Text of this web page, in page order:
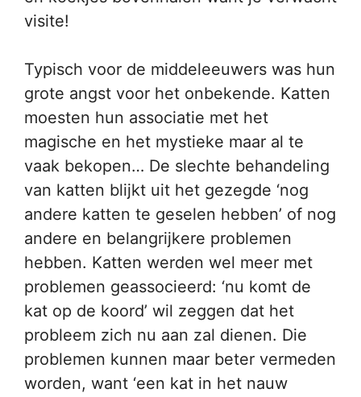
visite!
Typisch voor de middeleeuwers was hun
grote angst voor het onbekende. Katten
moesten hun associatie met het
magische en het mystieke maar al te
vaak bekopen… De slechte behandeling
van katten blijkt uit het gezegde ‘nog
andere katten te geselen hebben’ of nog
andere en belangrijkere problemen
hebben. Katten werden wel meer met
problemen geassocieerd: ‘nu komt de
kat op de koord’ wil zeggen dat het
probleem zich nu aan zal dienen. Die
problemen kunnen maar beter vermeden
worden, want ‘een kat in het nauw